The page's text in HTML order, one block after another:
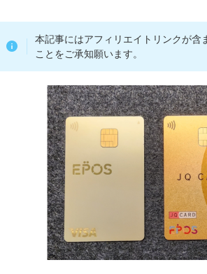
本記事にはアフィリエイトリンクが含
ことをご承知願います。